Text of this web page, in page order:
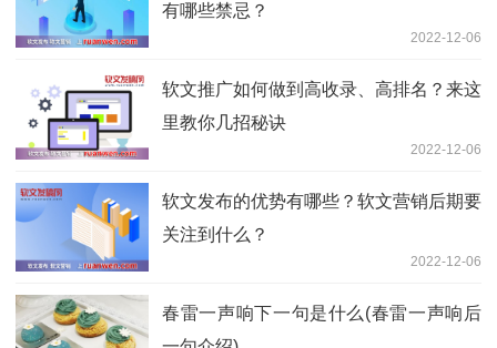
有哪些禁忌？
2022-12-06
软文推广如何做到高收录、高排名？来这
里教你几招秘诀
2022-12-06
软文发布的优势有哪些？软文营销后期要
关注到什么？
2022-12-06
春雷一声响下一句是什么(春雷一声响后